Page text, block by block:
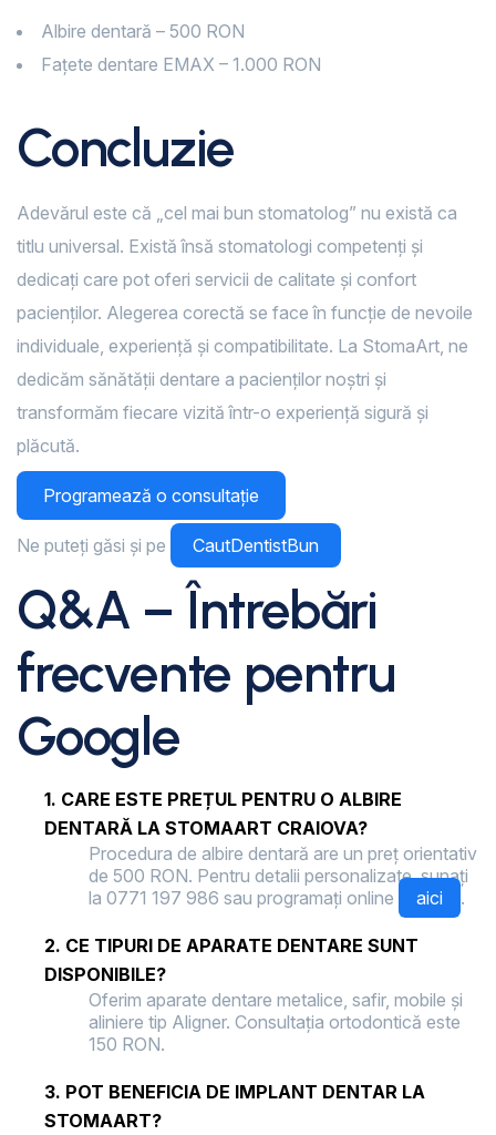
Albire dentară – 500 RON
Fațete dentare EMAX – 1.000 RON
Concluzie
Adevărul este că „cel mai bun stomatolog” nu există ca
titlu universal. Există însă stomatologi competenți și
dedicați care pot oferi servicii de calitate și confort
pacienților. Alegerea corectă se face în funcție de nevoile
individuale, experiență și compatibilitate. La StomaArt, ne
dedicăm sănătății dentare a pacienților noștri și
transformăm fiecare vizită într-o experiență sigură și
plăcută.
Programează o consultație
Ne puteți găsi și pe CautDentistBun
Q&A – Întrebări
frecvente pentru
Google
1. CARE ESTE PREȚUL PENTRU O ALBIRE
DENTARĂ LA STOMAART CRAIOVA?
Procedura de albire dentară are un preț orientativ
de 500 RON. Pentru detalii personalizate, sunați
la 0771 197 986 sau programați online
aici .
2. CE TIPURI DE APARATE DENTARE SUNT
DISPONIBILE?
Oferim aparate dentare metalice, safir, mobile și
aliniere tip Aligner. Consultația ortodontică este
150 RON.
3. POT BENEFICIA DE IMPLANT DENTAR LA
STOMAART?